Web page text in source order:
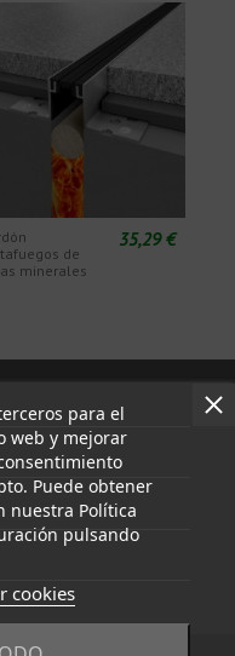
de
minerales
35,29 €
para el
web y mejorar
Puede obtener
nuestra Política
pulsando
cookies